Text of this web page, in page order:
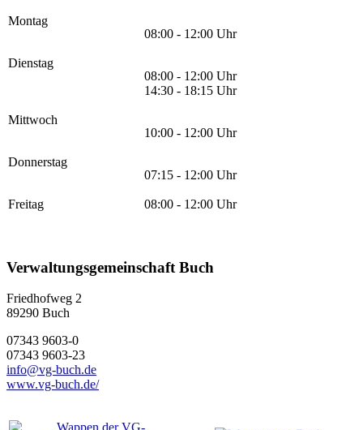
Montag
08:00 - 12:00 Uhr
Dienstag
08:00 - 12:00 Uhr
14:30 - 18:15 Uhr
Mittwoch
10:00 - 12:00 Uhr
Donnerstag
07:15 - 12:00 Uhr
Freitag 08:00 - 12:00 Uhr
Verwaltungsgemeinschaft Buch
Friedhofweg 2
89290 Buch
07343 9603-0
07343 9603-23
info@vg-buch.de
www.vg-buch.de/